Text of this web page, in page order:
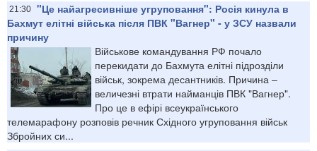
21:30 "Це найагресивніше угруповання": Росія кинула в
Бахмут елітні війська після ПВК "Вагнер" - у ЗСУ назвали
причину
Військове командування РФ почало
перекидати до Бахмута елітні підрозділи
військ, зокрема десантників. Причина –
величезні втрати найманців ПВК "Вагнер".
Про це в ефірі всеукраїнського
телемарафону розповів речник Східного угруповання військ
Збройних си...